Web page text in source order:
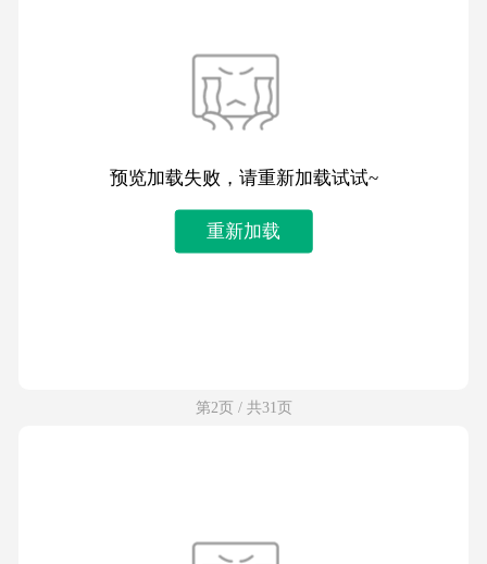
预览加载失败，请重新加载试试~
重新加载
第2页 / 共31页